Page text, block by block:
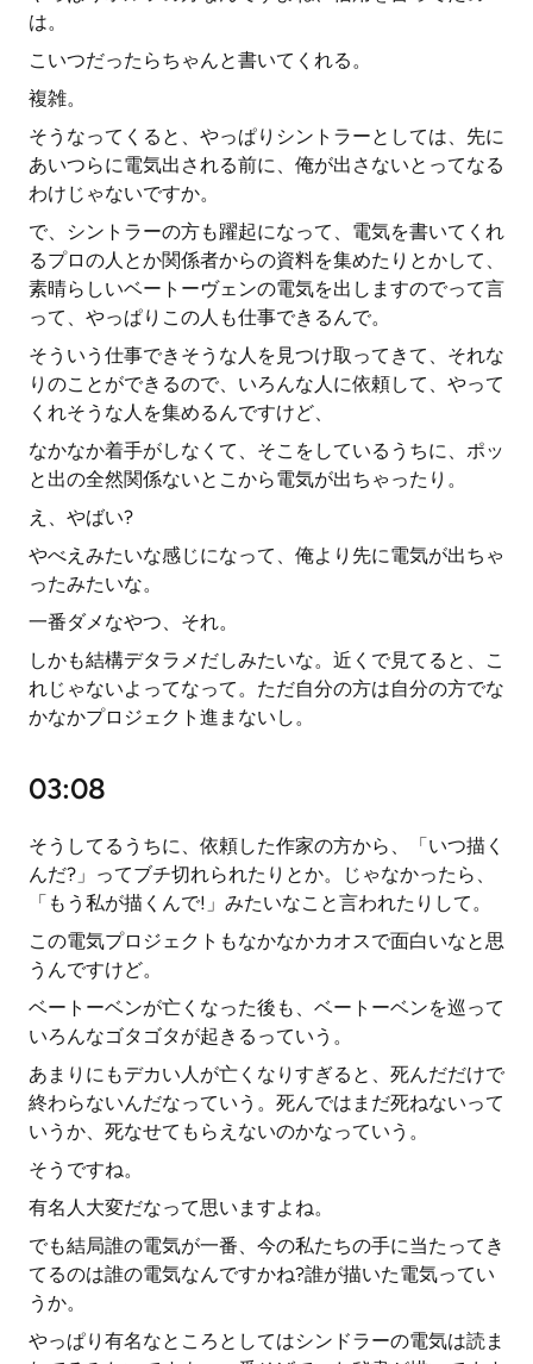
は。
こいつだったらちゃんと書いてくれる。
複雑。
そうなってくると、やっぱりシントラーとしては、先に
あいつらに電気出される前に、俺が出さないとってなる
わけじゃないですか。
で、シントラーの方も躍起になって、電気を書いてくれ
るプロの人とか関係者からの資料を集めたりとかして、
素晴らしいベートーヴェンの電気を出しますのでって言
って、やっぱりこの人も仕事できるんで。
そういう仕事できそうな人を見つけ取ってきて、それな
りのことができるので、いろんな人に依頼して、やって
くれそうな人を集めるんですけど、
なかなか着手がしなくて、そこをしているうちに、ポッ
と出の全然関係ないとこから電気が出ちゃったり。
え、やばい?
やべえみたいな感じになって、俺より先に電気が出ちゃ
ったみたいな。
一番ダメなやつ、それ。
しかも結構デタラメだしみたいな。近くで見てると、こ
れじゃないよってなって。ただ自分の方は自分の方でな
かなかプロジェクト進まないし。
03:08
そうしてるうちに、依頼した作家の方から、「いつ描く
んだ?」ってブチ切れられたりとか。じゃなかったら、
「もう私が描くんで!」みたいなこと言われたりして。
この電気プロジェクトもなかなかカオスで面白いなと思
うんですけど。
ベートーベンが亡くなった後も、ベートーベンを巡って
いろんなゴタゴタが起きるっていう。
あまりにもデカい人が亡くなりすぎると、死んだだけで
終わらないんだなっていう。死んではまだ死ねないって
いうか、死なせてもらえないのかなっていう。
そうですね。
有名人大変だなって思いますよね。
でも結局誰の電気が一番、今の私たちの手に当たってき
てるのは誰の電気なんですかね?誰が描いた電気ってい
うか。
やっぱり有名なところとしてはシンドラーの電気は読ま